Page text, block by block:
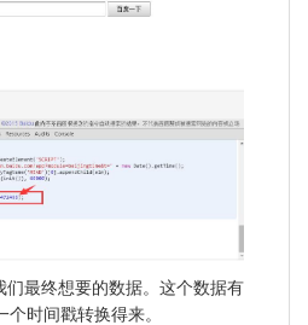
们最终想要的数据。这个数据有
时间戳转换得来。